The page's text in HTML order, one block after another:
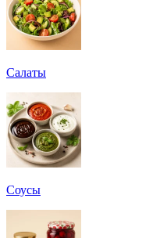
Салаты
Соусы